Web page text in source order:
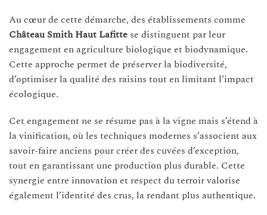
Au cœur de cette démarche, des établissements comme
Château Smith Haut Lafitte se distinguent par leur
engagement en agriculture biologique et biodynamique.
Cette approche permet de préserver la biodiversité,
d’optimiser la qualité des raisins tout en limitant l’impact
écologique.
Cet engagement ne se résume pas à la vigne mais s’étend à
la vinification, où les techniques modernes s’associent aux
savoir-faire anciens pour créer des cuvées d’exception,
tout en garantissant une production plus durable. Cette
synergie entre innovation et respect du terroir valorise
également l’identité des crus, la rendant plus authentique.